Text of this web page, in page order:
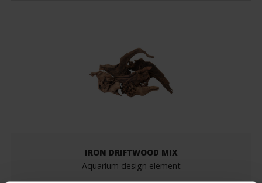
IRON DRIFTWOOD MIX
Aquarium design element